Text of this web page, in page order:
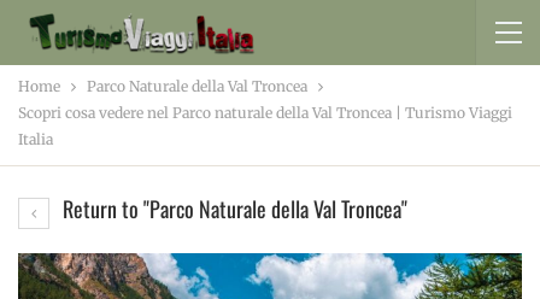
Home
Parco Naturale della Val Troncea
Scopri cosa vedere nel Parco naturale della Val Troncea | Turismo Viaggi
Italia
Return to "Parco Naturale della Val Troncea"